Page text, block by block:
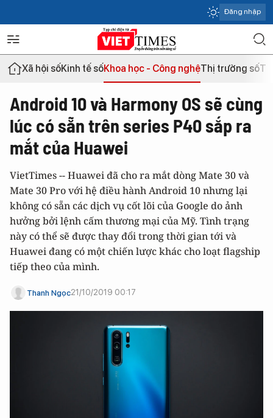
Đăng nhập
Xã hội sốKinh tế sốKhoa học - Công nghệThị trường số
Android 10 và Harmony OS sẽ cùng
lúc có sẵn trên series P40 sắp ra
mắt của Huawei
VietTimes -- Huawei đã cho ra mắt dòng Mate 30 và
Mate 30 Pro với hệ điều hành Android 10 nhưng lại
không có sẵn các dịch vụ cốt lõi của Google do ảnh
hưởng bởi lệnh cấm thương mại của Mỹ. Tình trạng
này có thể sẽ được thay đổi trong thời gian tới và
Huawei đang có một chiến lược khác cho loạt flagship
tiếp theo của mình.
Thanh Ngọc21/10/2019 00:17